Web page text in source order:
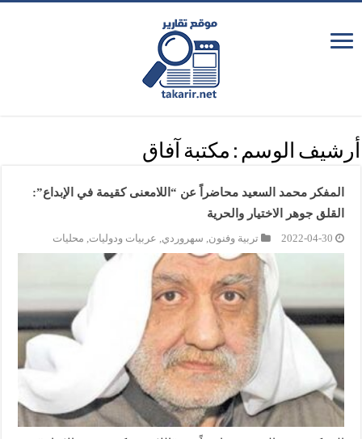
أرشيف الوسم : مكتبة آفاق
المفكر محمد السعيد محاضراً عن “اللامعنى كقيمة في الإبداع”:
القلق جوهر الاختيار والحرية
2022-04-30 تربية وفنون, سهروردي, عربيات ودوليات, محليات